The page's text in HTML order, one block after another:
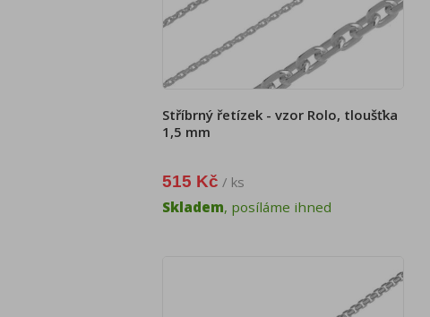
Stříbrný řetízek - vzor Rolo, tloušťka
1,5 mm
515 Kč / ks
Skladem, posíláme ihned